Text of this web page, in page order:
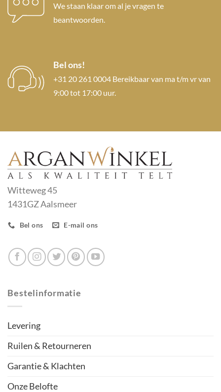
We staan klaar om al je vragen te
beantwoorden.
Bel ons!
+31 20 261 0004 Bereikbaar van ma t/m vr van
9:00 tot 17:00 uur.
Witteweg 45
1431GZ Aalsmeer
Bel ons E-mail ons
Bestelinformatie
Levering
Ruilen & Retourneren
Garantie & Klachten
Onze Belofte